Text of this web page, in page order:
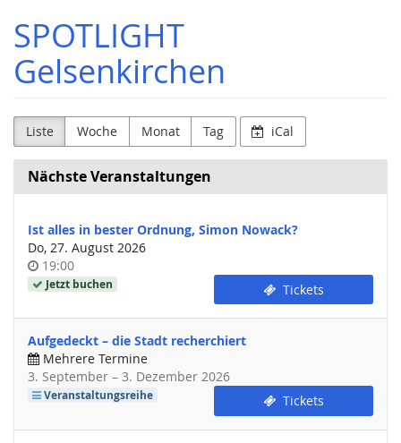
Haupt-
Inhalt
springen
SPOTLIGHT
Gelsenkirchen
Liste Woche Monat Tag iCal
Nächste Veranstaltungen
Ist alles in bester Ordnung, Simon Nowack?
Do, 27. August 2026
Uhrzeit
19:00
Jetzt buchen Tickets
Aufgedeckt – die Stadt recherchiert
Mehrere Termine
3. September –bis
3. Dezember 2026
Veranstaltungsreihe Tickets